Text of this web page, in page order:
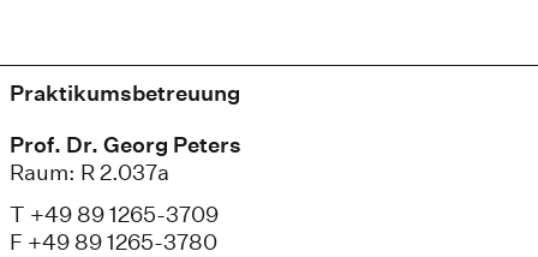
Praktikumsbetreuung
Prof. Dr. Georg Peters
Raum: R 2.037a
T +49 89 1265-3709
F +49 89 1265-3780